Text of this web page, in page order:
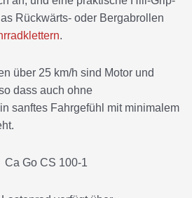
Rückwärts- oder Bergabrollen
.
über 25 km/h sind Motor und
dass auch ohne
sanftes Fahrgefühl mit minimalem